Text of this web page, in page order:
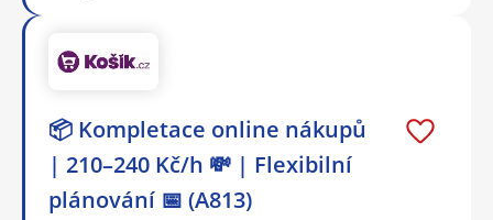
📦 Kompletace online nákupů
| 210–240 Kč/h 💸 | Flexibilní
plánování 📅 (A813)